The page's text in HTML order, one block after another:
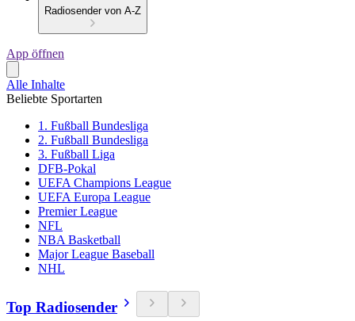
Radiosender von A-Z
App öffnen
Alle Inhalte
Beliebte Sportarten
1. Fußball Bundesliga
2. Fußball Bundesliga
3. Fußball Liga
DFB-Pokal
UEFA Champions League
UEFA Europa League
Premier League
NFL
NBA Basketball
Major League Baseball
NHL
Top Radiosender